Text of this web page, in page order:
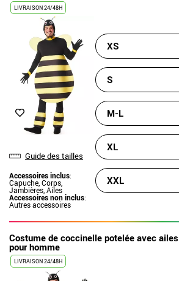
LIVRAISON 24/48H
Guide des tailles
Accessoires inclus:
Capuche, Corps,
Jambières, Ailes
Accessoires non inclus:
Autres accessoires
XS
S
M-L
XL
XXL
Costume de coccinelle potelée avec ailes
pour homme
LIVRAISON 24/48H